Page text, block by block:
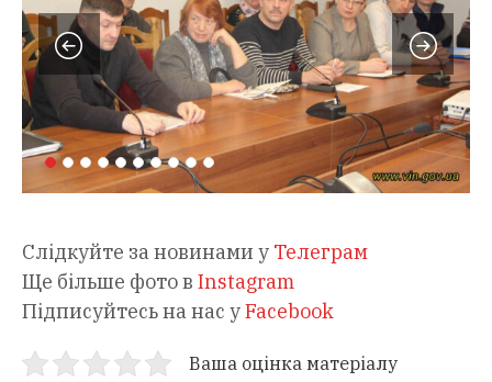
Слідкуйте за новинами у Телеграм
Ще більше фото в Instagram
Підписуйтесь на нас уFacebook
Ваша оцінка матеріалу